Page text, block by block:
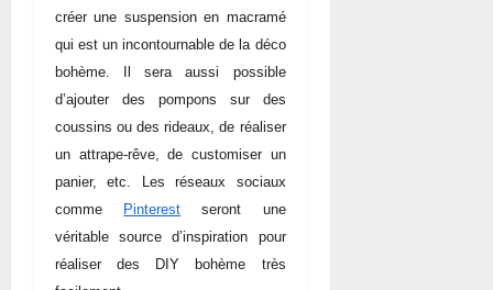
créer une suspension en macramé
qui est un incontournable de la déco
bohème. Il sera aussi possible
d’ajouter des pompons sur des
coussins ou des rideaux, de réaliser
un attrape-rêve, de customiser un
panier, etc. Les réseaux sociaux
comme
Pinterest seront une
véritable source d’inspiration pour
réaliser des DIY bohème très